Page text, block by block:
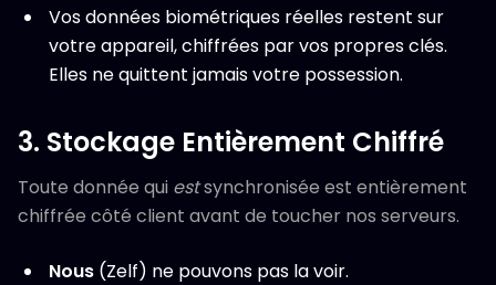
Vos données biométriques réelles restent sur
votre appareil, chiffrées par vos propres clés.
Elles ne quittent jamais votre possession.
3. Stockage Entièrement Chiffré
Toute donnée qui estsynchronisée est entièrement
chiffrée côté client avant de toucher nos serveurs.
Nous (Zelf) ne pouvons pas la voir.